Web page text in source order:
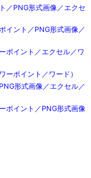
／PNG形式画像／エクセ
イント／PNG形式画像／
ポイント／エクセル／ワ
ーポイント／ワード）
形式画像／エクセル／
ポイント／PNG形式画像